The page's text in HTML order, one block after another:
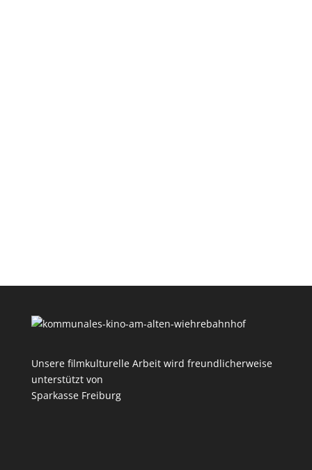
Unsere filmkulturelle Arbeit wird freundlicherweise
unterstützt von
Sparkasse Freiburg